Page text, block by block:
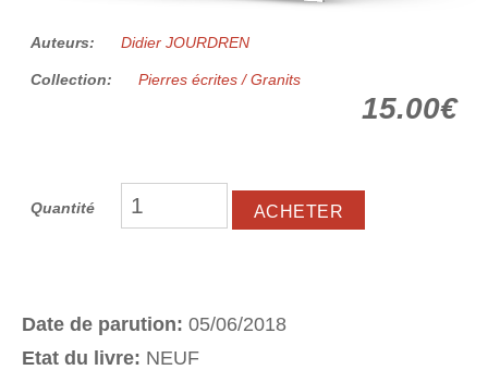
Auteurs: Didier JOURDREN
Collection: Pierres écrites / Granits
15.00€
Quantité
Date de parution: 05/06/2018
Etat du livre: NEUF